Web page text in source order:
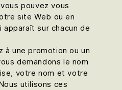
pouvez vous
site Web ou en
apparaît sur chacun de
à une promotion ou un
demandons le nom
votre nom et votre
utilisons ces